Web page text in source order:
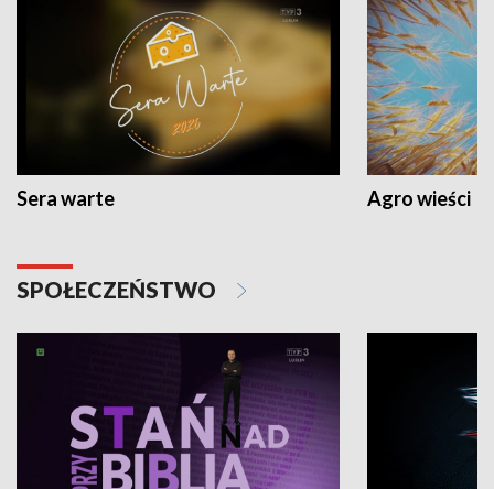
Sera warte Agro wieści
SPOŁECZEŃSTWO